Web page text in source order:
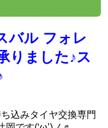
バル フォレ
りました♪ス
込みタイヤ交換専門